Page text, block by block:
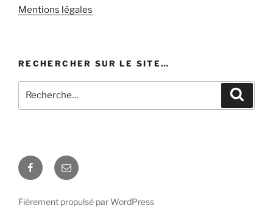
Mentions légales
RECHERCHER SUR LE SITE…
pour
Facebook
E-
mail
Fièrement propulsé par WordPress